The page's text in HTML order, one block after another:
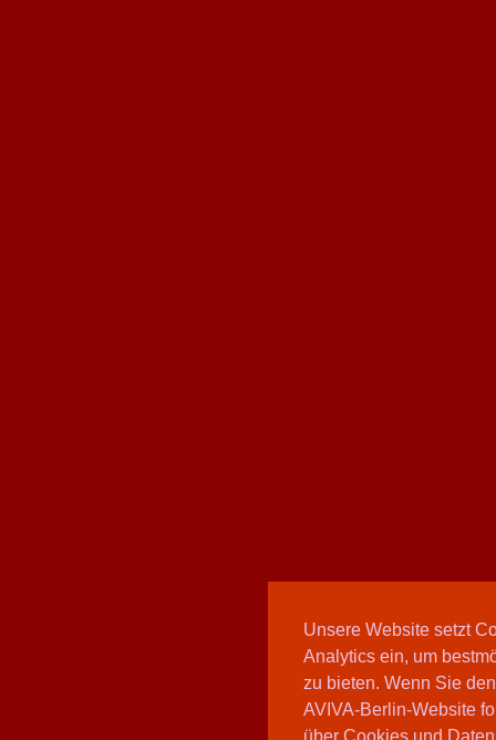
Unsere Website setzt
Analytics ein, um
zu bieten. Wenn Sie
AVIVA-Berlin-Website